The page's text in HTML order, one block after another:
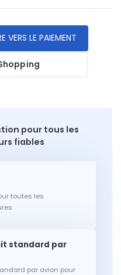
pour tous les
fiables
toutes les
par avion pour